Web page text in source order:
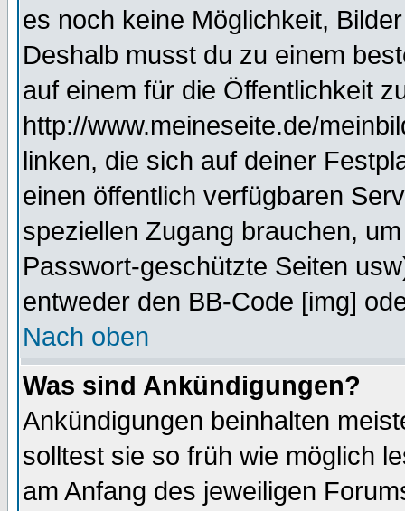
es noch keine Möglichkeit,
Deshalb musst du zu einem
auf einem für die Öffentlichkeit
http://www.meineseite.de/
linken, die sich auf deiner
einen öffentlich verfügbaren
speziellen Zugang brauchen,
Passwort-geschützte Seiten
entweder den BB-Code [img]
Nach oben
Was sind Ankündigungen?
Ankündigungen beinhalten
solltest sie so früh wie möglich
am Anfang des jeweiligen